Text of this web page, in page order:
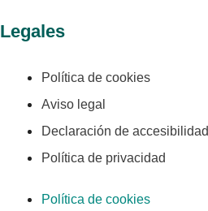
Legales
Política de cookies
Aviso legal
Declaración de accesibilidad
Política de privacidad
Política de cookies